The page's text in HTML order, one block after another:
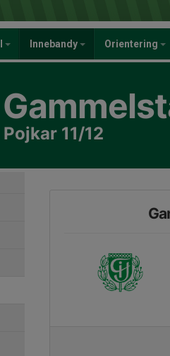
Innebandy Orientering
Pojkar 11/12